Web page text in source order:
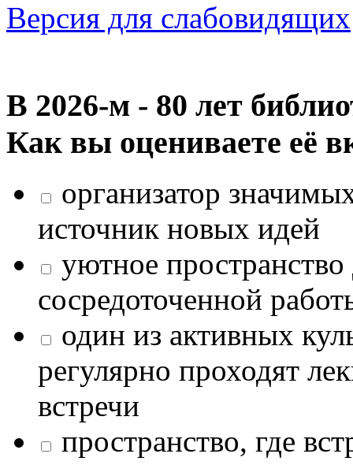
Версия для слабовидящих
В 2026‑м - 80 лет
Как вы оцениваете её
организатор
источник новых идей
уютное
сосредоточенной
один из активных
регулярно проходят
встречи
пространство, где